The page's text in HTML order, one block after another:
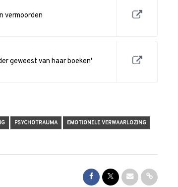
vermoorden
geweest van haar boeken'
PSYCHOTRAUMA EMOTIONELE VERWAARLOZING
Share on Facebook
Share on Twitter
Share via Mail
Share link